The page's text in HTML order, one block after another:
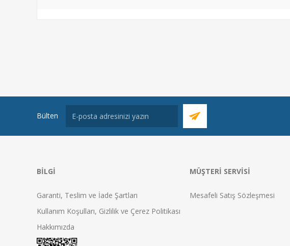
Bülten
BILGI
Garanti, Teslim ve İade Şartları
Kullanım Koşulları, Gizlilik ve Çerez Politikası
Hakkımızda
MÜŞTERI SERVISI
Mesafeli Satış Sözleşmesi